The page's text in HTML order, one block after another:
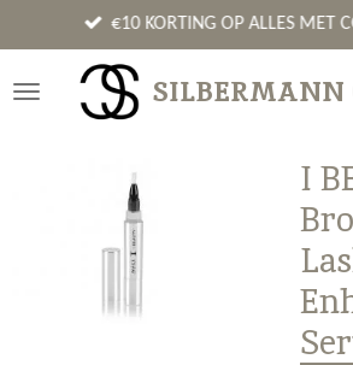
direct
naar
SILBERMANN
€10 KORTING OP ALLES MET
I